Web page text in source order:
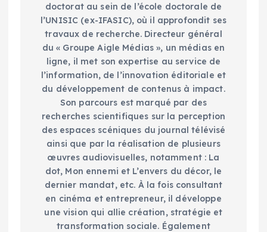
doctorat au sein de l’école doctorale de
l’UNISIC (ex-IFASIC), où il approfondit ses
travaux de recherche. Directeur général
du « Groupe Aigle Médias », un médias en
ligne, il met son expertise au service de
l’information, de l’innovation éditoriale et
du développement de contenus à impact.
Son parcours est marqué par des
recherches scientifiques sur la perception
des espaces scéniques du journal télévisé
ainsi que par la réalisation de plusieurs
œuvres audiovisuelles, notamment : La
dot, Mon ennemi et L’envers du décor, le
dernier mandat, etc. À la fois consultant
en cinéma et entrepreneur, il développe
une vision qui allie création, stratégie et
transformation sociale. Également